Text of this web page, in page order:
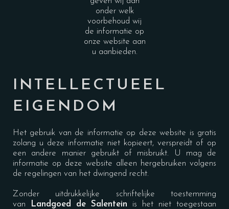
onder welk
voorbehoud wij
de informatie op
onze website aan
u aanbieden.
INTELLECTUEEL
EIGENDOM
Het gebruik van de informatie op deze website is gratis
zolang u deze informatie niet kopieert, verspreidt of op
een andere manier gebruikt of misbruikt. U mag de
informatie op deze website alleen hergebruiken volgens
de regelingen van het dwingend recht.
Zonder uitdrukkelijke schriftelijke toestemming
van
Landgoed de Salentein is het niet toegestaan